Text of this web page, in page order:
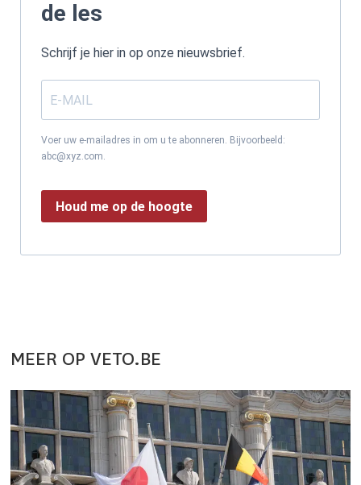
de les
Schrijf je hier in op onze nieuwsbrief.
Voer uw e-mailadres in om u te abonneren. Bijvoorbeeld:
abc@xyz.com.
Houd me op de hoogte
MEER OP VETO.BE